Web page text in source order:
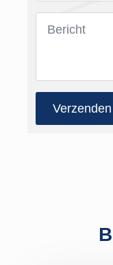
Bericht
Verzenden